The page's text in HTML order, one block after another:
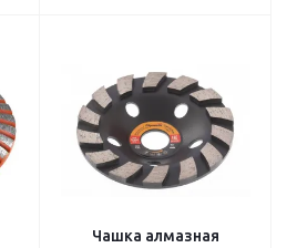
Чашка алмазная